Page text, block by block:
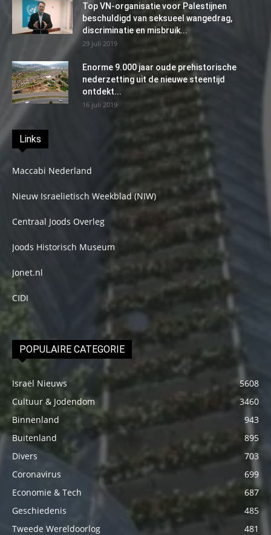
Top VN-organisatie voor Palestijnen
beschuldigd van seksueel wangedrag,
discriminatie en misbruik...
29 juli 2019
Enorme 9.000 jaar oude prehistorische
nederzetting uit de nieuwe steentijd
ontdekt...
16 juli 2019
Links
Maccabi Nederland
Nieuw Israelietisch Weekblad (NIW)
Centraal Joods Overleg
Joods Historisch Museum
Jonet.nl
CIDI
POPULAIRE CATEGORIE
Israël Nieuws
5608
Cultuur & Jodendom
3460
Binnenland
943
Buitenland
895
Divers
703
Coronavirus
699
Economie & Tech
687
Geschiedenis
485
Tweede Wereldoorlog
481